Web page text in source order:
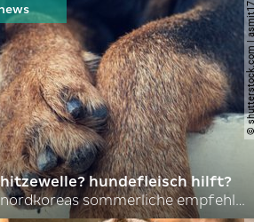
©
hitzewelle? hundefleisch hilft?
nordkoreas sommerliche empfehlungen